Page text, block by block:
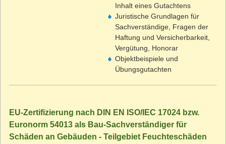
Inhalt eines Gutachtens
Juristische Grundlagen für
Sachverständige, Fragen der
Haftung und Versicherbarkeit,
Vergütung, Honorar
Objektbeispiele und
Übungsgutachten
EU-Zertifizierung nach DIN EN ISO/IEC 17024 bzw.
Euronorm 54013 als Bau-Sachverständiger für
Schäden an Gebäuden - Teilgebiet Feuchteschäden